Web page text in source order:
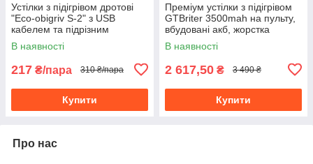
Устілки з підігрівом дротові
"Eco-obigriv S-2" з USB
кабелем та підрізним
розміром 35-46 без
Powerbank
В наявності
217 ₴/пара 310 ₴/пара
Купити
Преміум устілки з підігрівом
GTBriter 3500mah на пульту,
вбудовані акб, жорстка
підошва розмір L(43-46)
В наявності
2 617,50 ₴ 3 490 ₴
Купити
Про нас